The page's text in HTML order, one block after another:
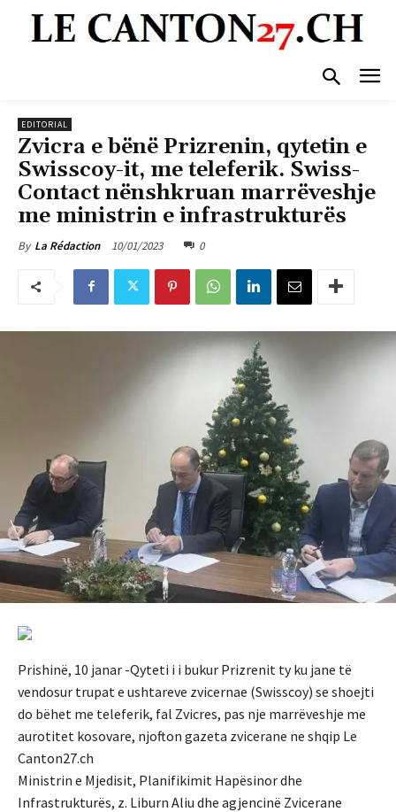
EDITORIAL
Zvicra e bënë Prizrenin, qytetin e
Swisscoy-it, me teleferik. Swiss-
Contact nënshkruan marrëveshje
me ministrin e infrastrukturës
By La Rédaction 10/01/2023 0
Prishinë, 10 janar -Qyteti i i bukur Prizrenit ty ku jane të
vendosur trupat e ushtareve zvicernae (Swisscoy) se shoejti
do bëhet me teleferik, fal Zvicres, pas nje marrëveshje me
aurotitet kosovare, njofton gazeta zvicerane ne shqip Le
Canton27.ch
Ministrin e Mjedisit, Planifikimit Hapësinor dhe
Infrastrukturës, z. Liburn Aliu dhe agjencinë Zvicerane